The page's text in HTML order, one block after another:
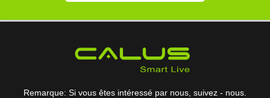
Remarque: Si vous êtes intéressé par nous, suivez - nous.